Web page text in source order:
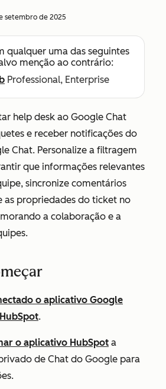
setembro de 2025
qualquer uma das seguintes
menção ao contrário:
Professional, Enterprise
help desk ao Google Chat
e receber notificações do
Chat. Personalize a filtragem
que informações relevantes
sincronize comentários
as propriedades do ticket no
a colaboração e a
o aplicativo Google
.
o aplicativo HubSpot a
de Chat do Google para